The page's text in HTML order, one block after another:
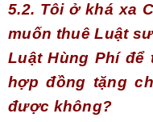
5.2. Tôi ở khá xa
muốn thuê Luật
Luật Hùng Phí để
hợp đồng tặng
được không?